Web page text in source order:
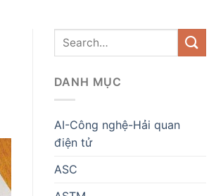
DANH MỤC
AI-Công nghệ-Hải quan
điện tử
ASC